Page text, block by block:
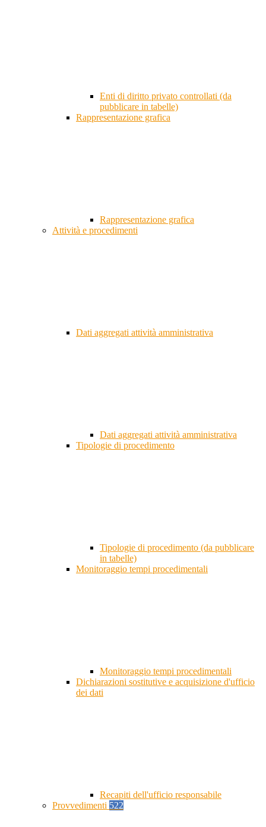
Enti di diritto privato controllati (da
pubblicare in tabelle)
Rappresentazione grafica
Rappresentazione grafica
Attività e procedimenti
Dati aggregati attività amministrativa
Dati aggregati attività amministrativa
Tipologie di procedimento
Tipologie di procedimento (da pubblicare
in tabelle)
Monitoraggio tempi procedimentali
Monitoraggio tempi procedimentali
Dichiarazioni sostitutive e acquisizione d'ufficio
dei dati
Recapiti dell'ufficio responsabile
Provvedimenti 522